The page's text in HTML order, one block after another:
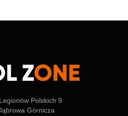
Polskich 9
Górnicza